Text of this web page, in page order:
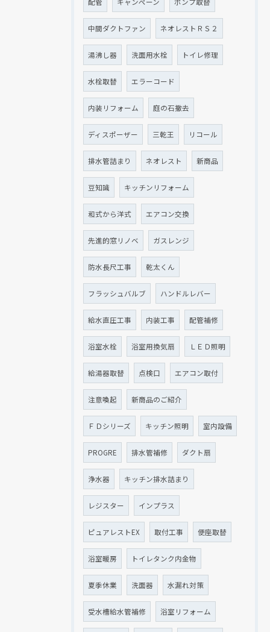
配管 キャンペーン ポンプ取替
中間ダクトファン ネオレストＲＳ２
湯沸し器 洗面用水栓 トイレ修理
水栓取替 エラーコード
内装リフォーム 庭の石撤去
ディスポーザー 三乾王 リコール
排水管詰まり ネオレスト 新商品
豆知識 キッチンリフォーム
和式から洋式 エアコン交換
先進的窓リノベ ガスレンジ
防水長尺工事 乾太くん
フラッシュバルブ ハンドルレバー
給水直圧工事 内装工事 配管補修
浴室水栓 浴室用換気扇 ＬＥＤ照明
給湯器取替 点検口 エアコン取付
注意喚起 新商品のご紹介
ＦＤシリーズ キッチン照明 室内設備
PROGRE 排水管補修 ダクト扇
浄水器 キッチン排水詰まり
レジスター インプラス
ピュアレストEX 取付工事 便座取替
浴室暖房 トイレタンク内金物
夏季休業 洗面器 水漏れ対策
受水槽給水管補修 浴室リフォーム